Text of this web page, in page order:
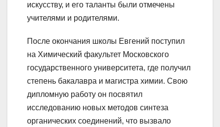
искусству, и его таланты были отмечены
учителями и родителями.
После окончания школы Евгений поступил
на Химический факультет Московского
государственного университета, где получил
степень бакалавра и магистра химии. Свою
дипломную работу он посвятил
исследованию новых методов синтеза
органических соединений, что вызвало